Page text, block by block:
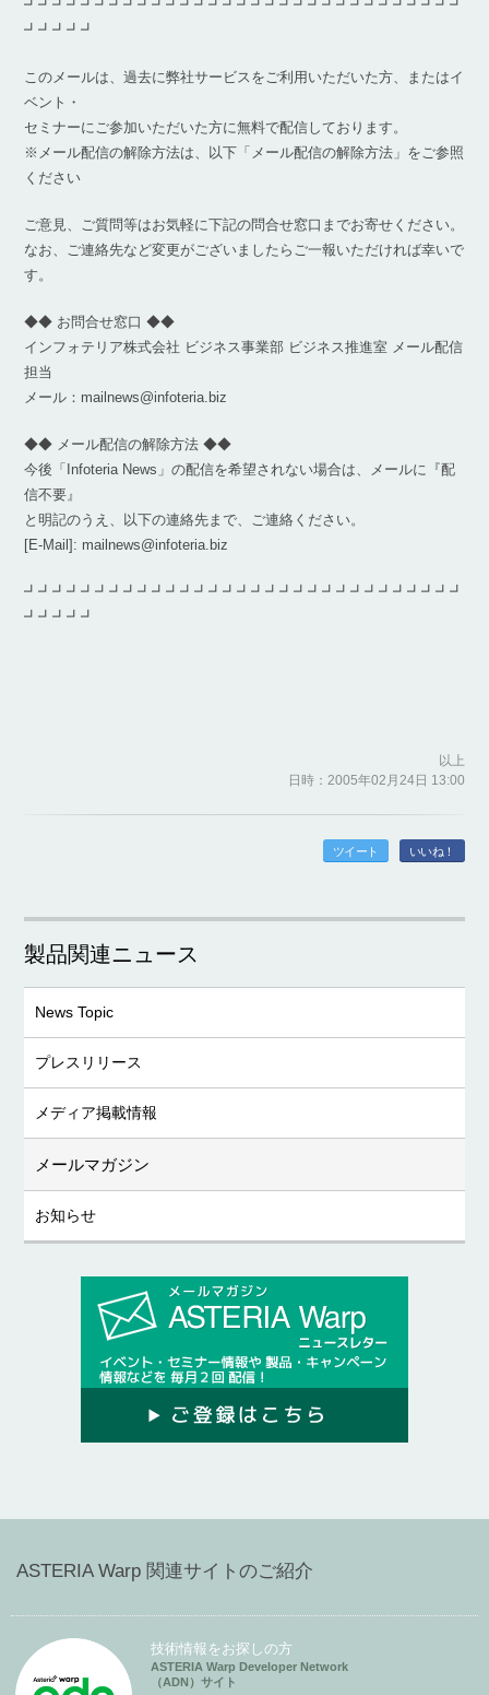
┛┛┛┛┛┛┛┛┛┛┛┛┛┛┛┛┛┛┛┛┛┛┛┛┛┛┛┛┛┛┛
┛┛┛┛┛
このメールは、過去に弊社サービスをご利用いただいた方、またはイ
ベント・
セミナーにご参加いただいた方に無料で配信しております。
※メール配信の解除方法は、以下「メール配信の解除方法」をご参照
ください
ご意見、ご質問等はお気軽に下記の問合せ窓口までお寄せください。
なお、ご連絡先など変更がございましたらご一報いただければ幸いで
す。
◆◆ お問合せ窓口 ◆◆
インフォテリア株式会社 ビジネス事業部 ビジネス推進室 メール配信
担当
メール：mailnews@infoteria.biz
◆◆ メール配信の解除方法 ◆◆
今後「Infoteria News」の配信を希望されない場合は、メールに『配
信不要』
と明記のうえ、以下の連絡先まで、ご連絡ください。
[E-Mail]: mailnews@infoteria.biz
┛┛┛┛┛┛┛┛┛┛┛┛┛┛┛┛┛┛┛┛┛┛┛┛┛┛┛┛┛┛┛
┛┛┛┛┛
以上
日時：2005年02月24日 13:00
ツイート いいね！
製品関連ニュース
News Topic
プレスリリース
メディア掲載情報
メールマガジン
お知らせ
ASTERIA Warp 関連サイトのご紹介
技術情報をお探しの方
ASTERIA Warp Developer Network
（ADN）サイト